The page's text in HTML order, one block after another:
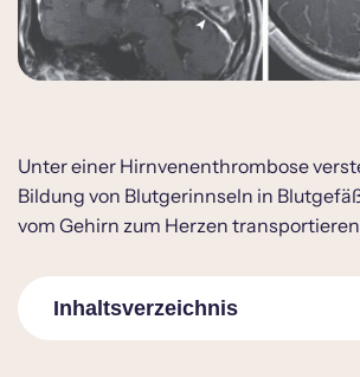
Unter einer Hirnvenenthrombose
Bildung von Blutgerinnseln in
vom Gehirn zum Herzen
Inhaltsverzeichnis